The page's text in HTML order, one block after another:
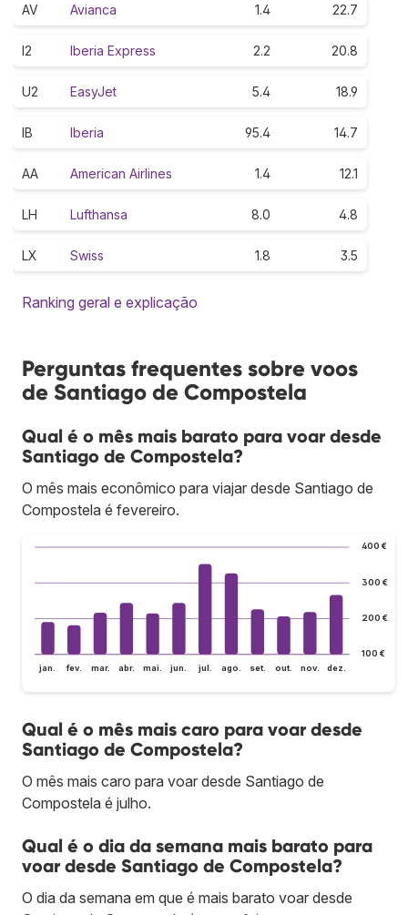
AV Avianca 1.4 22.7
I2 Iberia Express 2.2 20.8
U2 EasyJet 5.4 18.9
IB Iberia 95.4 14.7
AA American Airlines 1.4 12.1
LH Lufthansa 8.0 4.8
LX Swiss 1.8 3.5
Ranking geral e explicação
Perguntas frequentes sobre voos
de Santiago de Compostela
Qual é o mês mais barato para voar desde
Santiago de Compostela?
O mês mais econômico para viajar desde Santiago de
Compostela é fevereiro.
100 €
200 €
300 €
400 €
jan. fev. mar. abr. mai. jun. jul. ago. set. out. nov. dez.
Qual é o mês mais caro para voar desde
Santiago de Compostela?
O mês mais caro para voar desde Santiago de
Compostela é julho.
Qual é o dia da semana mais barato para
voar desde Santiago de Compostela?
O dia da semana em que é mais barato voar desde